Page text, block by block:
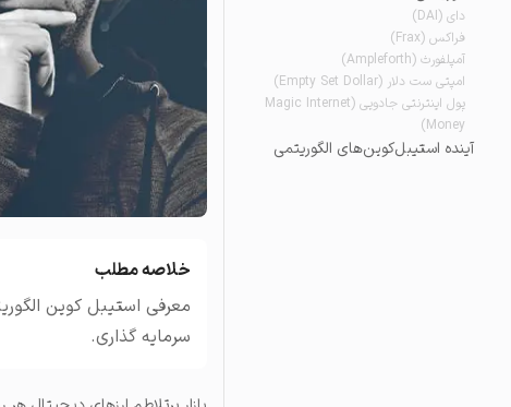
تاریخچه معاملات
مشاهده سفارش‌های باز،
دای (DAI)
فراکس (Frax)
آمپلفورث (Ampleforth)
امپتی ست دلار (Empty Set Dollar)
پول اینترنتی جادویی (Magic Internet
Money)
آینده استیبل‌کوین‌های الگوریتمی
خلاصه مطلب
معرفی استیبل کوین
سرمایه گذاری.